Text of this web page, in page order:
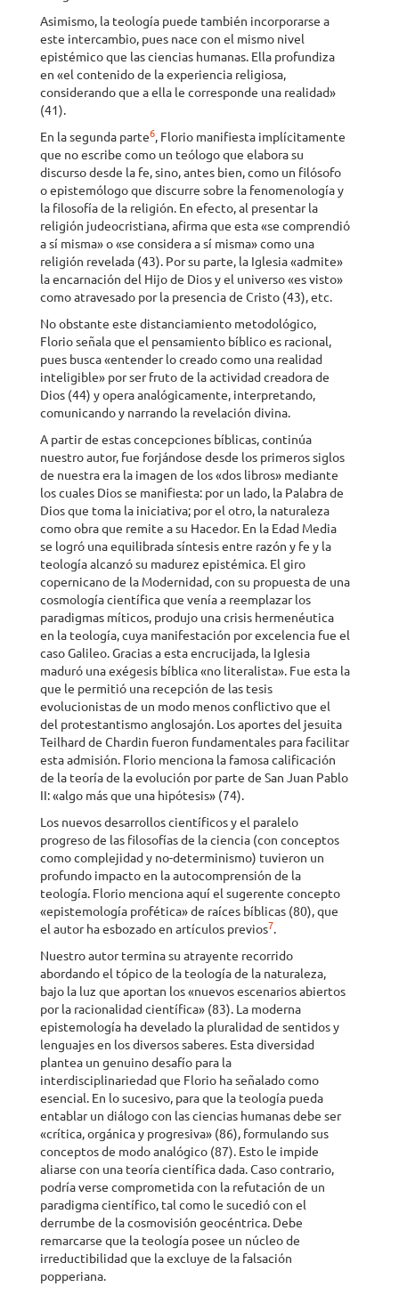
Asimismo, la teología puede también incorporarse a
este intercambio, pues nace con el mismo nivel
epistémico que las ciencias humanas. Ella profundiza
en «el contenido de la experiencia religiosa,
considerando que a ella le corresponde una realidad»
(41).
En la segunda parte6, Florio manifiesta implícitamente
que no escribe como un teólogo que elabora su
discurso desde la fe, sino, antes bien, como un filósofo
o epistemólogo que discurre sobre la fenomenología y
la filosofía de la religión. En efecto, al presentar la
religión judeocristiana, afirma que esta «se comprendió
a sí misma» o «se considera a sí misma» como una
religión revelada (43). Por su parte, la Iglesia «admite»
la encarnación del Hijo de Dios y el universo «es visto»
como atravesado por la presencia de Cristo (43), etc.
No obstante este distanciamiento metodológico,
Florio señala que el pensamiento bíblico es racional,
pues busca «entender lo creado como una realidad
inteligible» por ser fruto de la actividad creadora de
Dios (44) y opera analógicamente, interpretando,
comunicando y narrando la revelación divina.
A partir de estas concepciones bíblicas, continúa
nuestro autor, fue forjándose desde los primeros siglos
de nuestra era la imagen de los «dos libros» mediante
los cuales Dios se manifiesta: por un lado, la Palabra de
Dios que toma la iniciativa; por el otro, la naturaleza
como obra que remite a su Hacedor. En la Edad Media
se logró una equilibrada síntesis entre razón y fe y la
teología alcanzó su madurez epistémica. El giro
copernicano de la Modernidad, con su propuesta de una
cosmología científica que venía a reemplazar los
paradigmas míticos, produjo una crisis hermenéutica
en la teología, cuya manifestación por excelencia fue el
caso Galileo. Gracias a esta encrucijada, la Iglesia
maduró una exégesis bíblica «no literalista». Fue esta la
que le permitió una recepción de las tesis
evolucionistas de un modo menos conflictivo que el
del protestantismo anglosajón. Los aportes del jesuita
Teilhard de Chardin fueron fundamentales para facilitar
esta admisión. Florio menciona la famosa calificación
de la teoría de la evolución por parte de San Juan Pablo
II: «algo más que una hipótesis» (74).
Los nuevos desarrollos científicos y el paralelo
progreso de las filosofías de la ciencia (con conceptos
como complejidad y no-determinismo) tuvieron un
profundo impacto en la autocomprensión de la
teología. Florio menciona aquí el sugerente concepto
«epistemología profética» de raíces bíblicas (80), que
el autor ha esbozado en artículos previos7.
Nuestro autor termina su atrayente recorrido
abordando el tópico de la teología de la naturaleza,
bajo la luz que aportan los «nuevos escenarios abiertos
por la racionalidad científica» (83). La moderna
epistemología ha develado la pluralidad de sentidos y
lenguajes en los diversos saberes. Esta diversidad
plantea un genuino desafío para la
interdisciplinariedad que Florio ha señalado como
esencial. En lo sucesivo, para que la teología pueda
entablar un diálogo con las ciencias humanas debe ser
«crítica, orgánica y progresiva» (86), formulando sus
conceptos de modo analógico (87). Esto le impide
aliarse con una teoría científica dada. Caso contrario,
podría verse comprometida con la refutación de un
paradigma científico, tal como le sucedió con el
derrumbe de la cosmovisión geocéntrica. Debe
remarcarse que la teología posee un núcleo de
irreductibilidad que la excluye de la falsación
popperiana.